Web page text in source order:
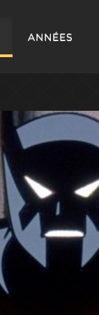
ANNÉES